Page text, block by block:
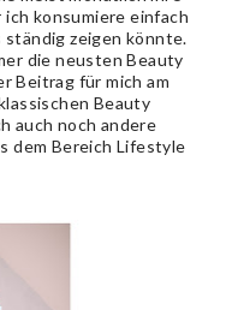
konsumiere einfach
ständig zeigen könnte.
die neusten Beauty
Beitrag für mich am
Beauty
auch noch andere
dem Bereich Lifestyle